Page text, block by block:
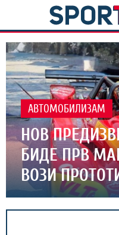
АВТОМОБИЛИЗАМ
НОВ
БИДЕ ПРВ
ВОЗИ